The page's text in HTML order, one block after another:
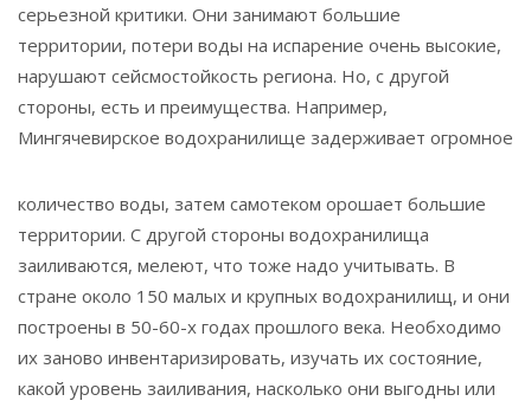
серьезной критики. Они занимают большие
территории, потери воды на испарение очень высокие,
нарушают сейсмостойкость региона. Но, с другой
стороны, есть и преимущества. Например,
Мингячевирское водохранилище задерживает огромное
количество воды, затем самотеком орошает большие
территории. С другой стороны водохранилища
заиливаются, мелеют, что тоже надо учитывать. В
стране около 150 малых и крупных водохранилищ, и они
построены в 50-60-х годах прошлого века. Необходимо
их заново инвентаризировать, изучать их состояние,
какой уровень заиливания, насколько они выгодны или